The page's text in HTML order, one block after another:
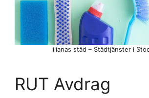
RUT Avdrag
lilianas städ – Städtjänster i